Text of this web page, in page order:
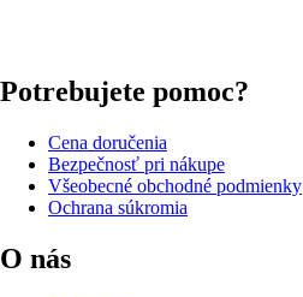
Potrebujete pomoc?
Cena doručenia
Bezpečnosť pri nákupe
Všeobecné obchodné podmienky
Ochrana súkromia
O nás